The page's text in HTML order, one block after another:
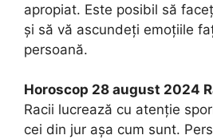
apropiat. Este posibil să
și să vă ascundeți emoțiile
persoană.
Horoscop 28 august 2024
Racii lucrează cu atenție
cei din jur așa cum sunt.